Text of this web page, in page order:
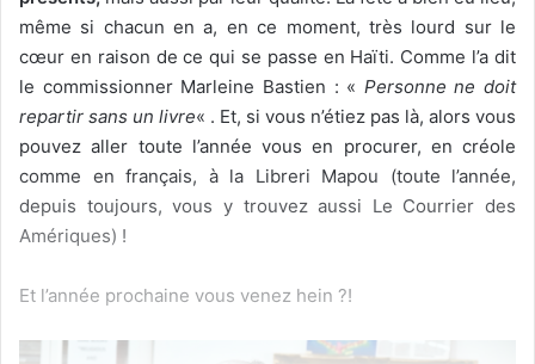
même si chacun en a, en ce moment, très lourd sur le
cœur en raison de ce qui se passe en Haïti. Comme l’a dit
le commissionner Marleine Bastien : « Personne ne doit
repartir sans un livre« . Et, si vous n’étiez pas là, alors vous
pouvez aller toute l’année vous en procurer, en créole
comme en français, à la Libreri Mapou (toute l’année,
depuis toujours, vous y trouvez aussi Le Courrier des
Amériques) !
Et l’année prochaine vous venez hein ?!